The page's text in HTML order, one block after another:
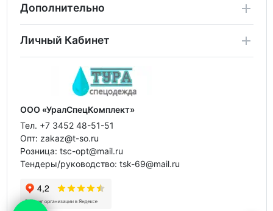
Дополнительно
Личный Кабинет
ООО «УралСпецКомплект»
Тел. +7 3452 48-51-51
Опт: zakaz@t-so.ru
Розница: tsc-opt@mail.ru
Тендеры/руководство: tsk-69@mail.ru